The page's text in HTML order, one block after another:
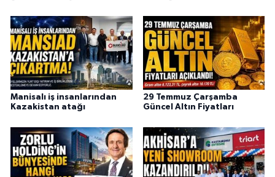
Manisalı iş insanlarından
Kazakistan atağı
29 Temmuz Çarşamba
Güncel Altın Fiyatları